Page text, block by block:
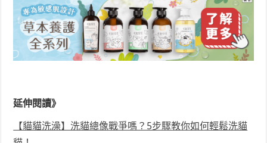
延伸閱讀》
【貓貓洗澡】洗貓總像戰爭嗎？5步驟教你如何輕鬆洗貓